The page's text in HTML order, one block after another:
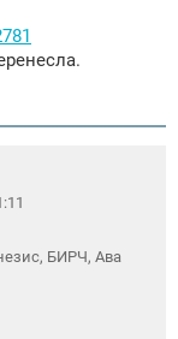
БИРЧ, Ава